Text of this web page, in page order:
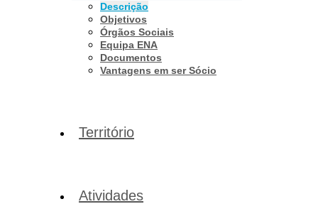
Descrição
Objetivos
Órgãos Sociais
Equipa ENA
Documentos
Vantagens em ser Sócio
Território
Atividades